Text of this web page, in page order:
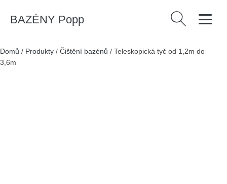
BAZÉNY Popp Vyhledávání
Domů / Produkty / Čištění bazénů / Teleskopická tyč od 1,2m do
3,6m